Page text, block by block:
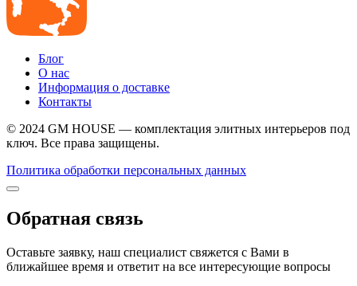
Блог
О нас
Информация о доставке
Контакты
© 2024 GM HOUSE — комплектация элитных интерьеров под
ключ. Все права защищены.
Политика обработки персональных данных
Обратная связь
Оставьте заявку, наш специалист свяжется с Вами в
ближайшее время и ответит на все интересующие вопросы